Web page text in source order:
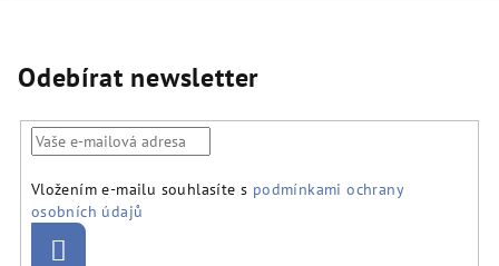
Odebírat newsletter
Vložením e-mailu souhlasíte s podmínkami ochrany
osobních údajů